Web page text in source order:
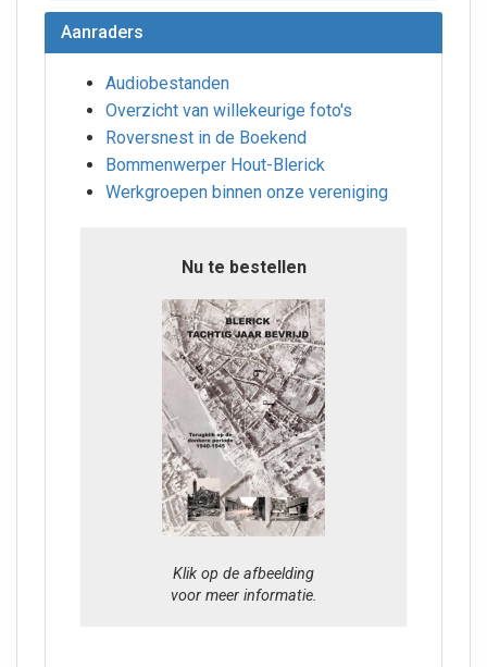
Aanraders
Audiobestanden
Overzicht van willekeurige foto's
Roversnest in de Boekend
Bommenwerper Hout-Blerick
Werkgroepen binnen onze vereniging
Nu te bestellen
Klik op de afbeelding
voor meer informatie.